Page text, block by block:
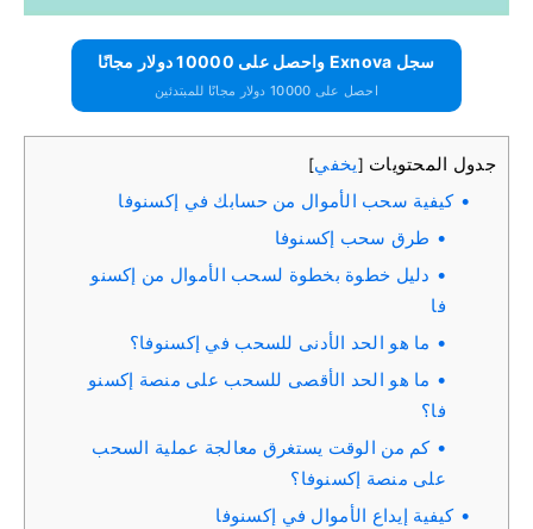
سجل Exnova واحصل على 10000 دولار مجانًا
احصل على 10000 دولار مجانًا للمبتدئين
جدول المحتويات [يخفي]
كيفية سحب الأموال من حسابك في إكسنوفا
طرق سحب إكسنوفا
دليل خطوة بخطوة لسحب الأموال من إكسنو
فا
ما هو الحد الأدنى للسحب في إكسنوفا؟
ما هو الحد الأقصى للسحب على منصة إكسنو
فا؟
كم من الوقت يستغرق معالجة عملية السحب
على منصة إكسنوفا؟
كيفية إيداع الأموال في إكسنوفا